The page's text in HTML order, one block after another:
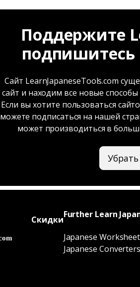
Поддержите
подпишитесь
Сайт LearnJapaneseTools.com
сайт и находим все новые
Если вы хотите пользоваться
можете подписаться на нашей
может производиться в
СкидкиFurther Learn
Japanese
Japanese Converters